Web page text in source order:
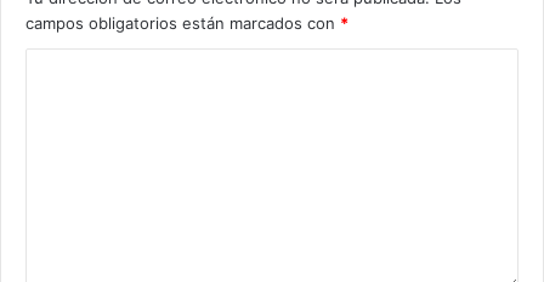
campos obligatorios están marcados con *